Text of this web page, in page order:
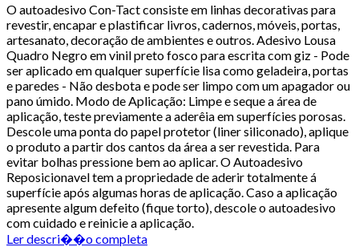
O autoadesivo Con-Tact consiste em linhas decorativas para
revestir, encapar e plastificar livros, cadernos, móveis, portas,
artesanato, decoração de ambientes e outros. Adesivo Lousa
Quadro Negro em vinil preto fosco para escrita com giz - Pode
ser aplicado em qualquer superfície lisa como geladeira, portas
e paredes - Não desbota e pode ser limpo com um apagador ou
pano úmido. Modo de Aplicação: Limpe e seque a área de
aplicação, teste previamente a aderêia em superfícies porosas.
Descole uma ponta do papel protetor (liner siliconado), aplique
o produto a partir dos cantos da área a ser revestida. Para
evitar bolhas pressione bem ao aplicar. O Autoadesivo
Reposicionavel tem a propriedade de aderir totalmente á
superfície após algumas horas de aplicação. Caso a aplicação
apresente algum defeito (fique torto), descole o autoadesivo
com cuidado e reinicie a aplicação.
Ler descri��o completa